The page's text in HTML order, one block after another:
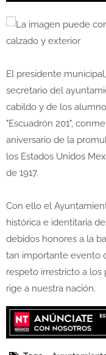
El presidente
secretario del
cabildo y de los
"Escuadrón 201",
aniversario de la
los Estados Unidos
de 1917.
Con ello el
histórica e identitaria
debidos honores a la
tan importante evento
respeto irrestricto a
rige a nuestra nación.